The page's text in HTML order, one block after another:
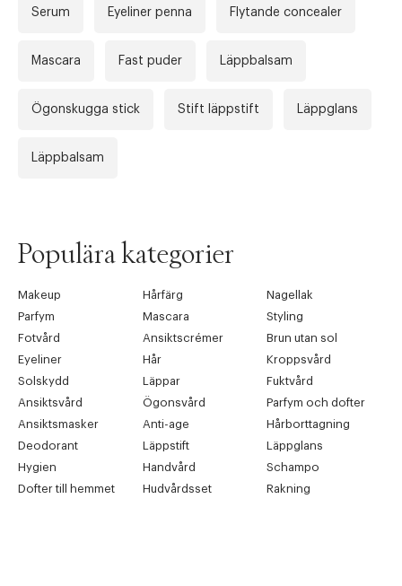
Serum Eyeliner penna Flytande concealer
Mascara Fast puder Läppbalsam
Ögonskugga stick Stift läppstift Läppglans
Läppbalsam
Populära kategorier
Makeup Hårfärg
Nagellak
Parfym
Mascara
Styling
Fotvård
Ansiktscrémer
Brun utan sol
Eyeliner
Hår
Kroppsvård
Solskydd
Läppar
Fuktvård
Ansiktsvård
Ögonsvård
Parfym och dofter
Ansiktsmasker
Anti-age
Hårborttagning
Deodorant
Läppstift
Läppglans
Hygien
Handvård
Schampo
Dofter till hemmet
Hudvårdsset Rakning